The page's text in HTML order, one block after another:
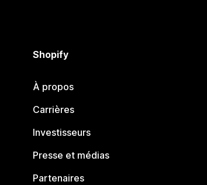
Shopify
À propos
Carrières
Investisseurs
Presse et médias
Partenaires